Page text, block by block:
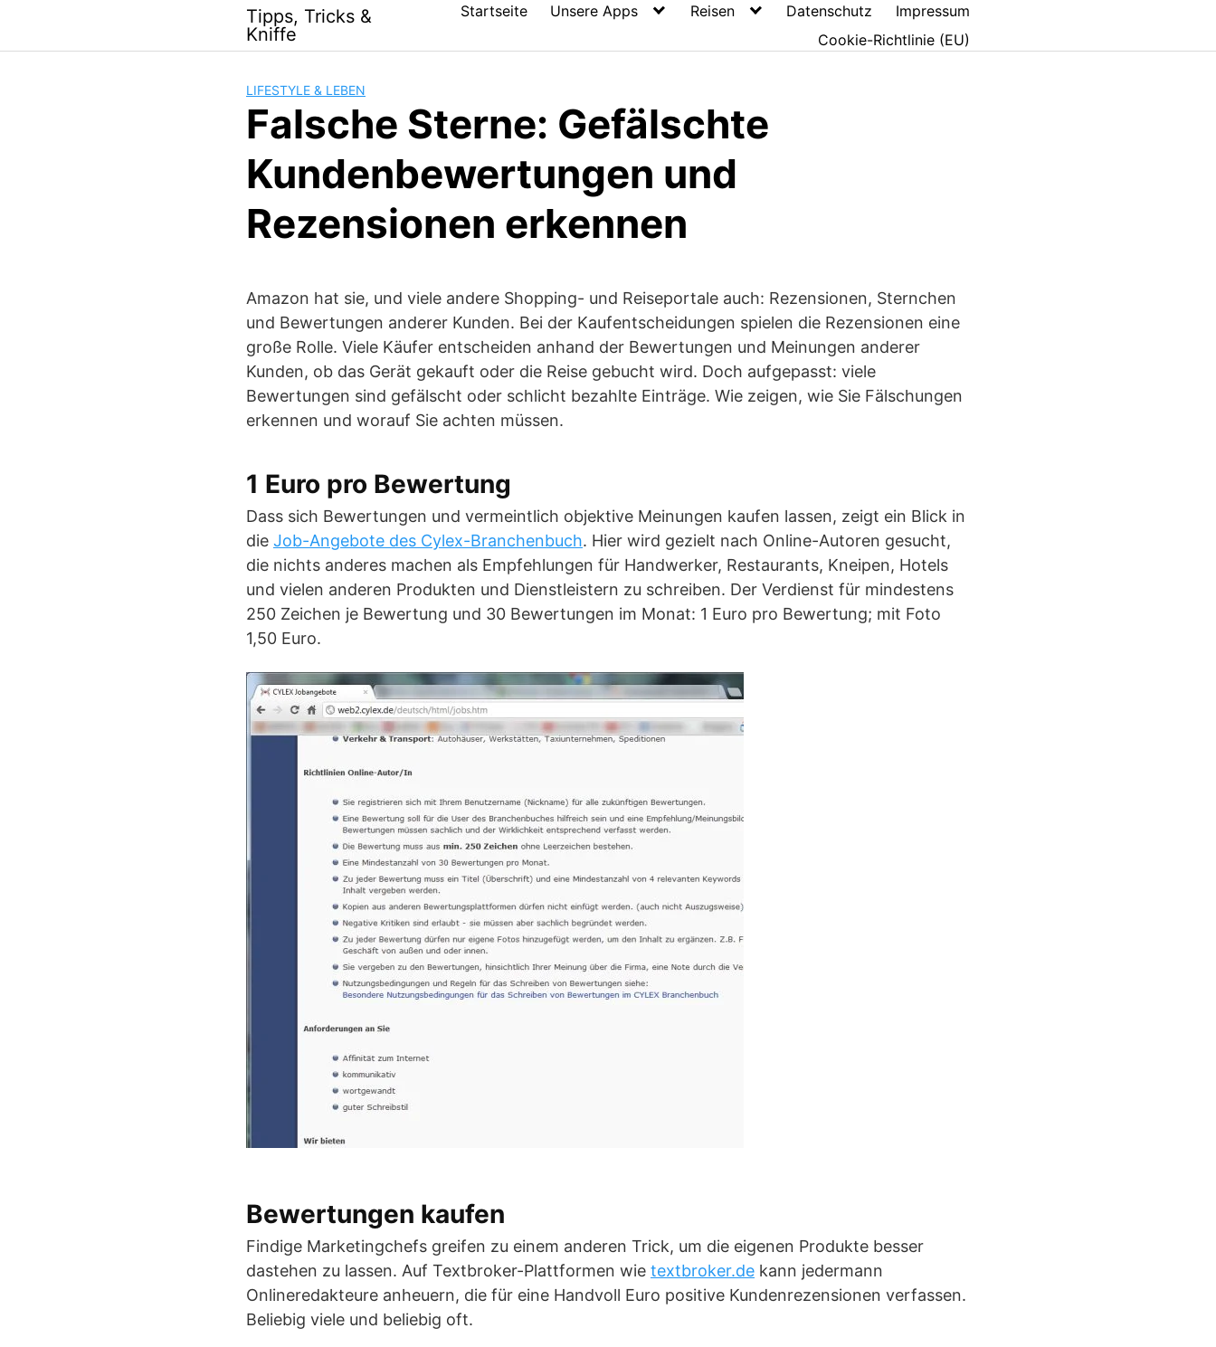
content
Tipps, Tricks &
Kniffe
Startseite Unsere Apps Reisen Datenschutz
Impressum
Cookie-Richtlinie (EU)
LIFESTYLE & LEBEN
Falsche Sterne: Gefälschte
Kundenbewertungen und
Rezensionen erkennen
Amazon hat sie, und viele andere Shopping- und Reiseportale auch: Rezensionen, Sternchen
und Bewertungen anderer Kunden. Bei der Kaufentscheidungen spielen die Rezensionen eine
große Rolle. Viele Käufer entscheiden anhand der Bewertungen und Meinungen anderer
Kunden, ob das Gerät gekauft oder die Reise gebucht wird. Doch aufgepasst: viele
Bewertungen sind gefälscht oder schlicht bezahlte Einträge. Wie zeigen, wie Sie Fälschungen
erkennen und worauf Sie achten müssen.
1 Euro pro Bewertung
Dass sich Bewertungen und vermeintlich objektive Meinungen kaufen lassen, zeigt ein Blick in
die Job-Angebote des Cylex-Branchenbuch. Hier wird gezielt nach Online-Autoren gesucht,
die nichts anderes machen als Empfehlungen für Handwerker, Restaurants, Kneipen, Hotels
und vielen anderen Produkten und Dienstleistern zu schreiben. Der Verdienst für mindestens
250 Zeichen je Bewertung und 30 Bewertungen im Monat: 1 Euro pro Bewertung; mit Foto
1,50 Euro.
Bewertungen kaufen
Findige Marketingchefs greifen zu einem anderen Trick, um die eigenen Produkte besser
dastehen zu lassen. Auf Textbroker-Plattformen wie textbroker.de kann jedermann
Onlineredakteure anheuern, die für eine Handvoll Euro positive Kundenrezensionen verfassen.
Beliebig viele und beliebig oft.